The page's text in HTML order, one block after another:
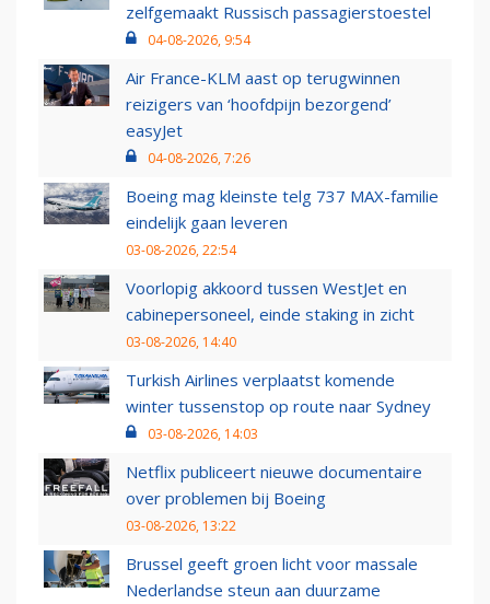
zelfgemaakt Russisch passagierstoestel
04-08-2026, 9:54
Air France-KLM aast op terugwinnen
reizigers van ‘hoofdpijn bezorgend’
easyJet
04-08-2026, 7:26
Boeing mag kleinste telg 737 MAX-familie
eindelijk gaan leveren
03-08-2026, 22:54
Voorlopig akkoord tussen WestJet en
cabinepersoneel, einde staking in zicht
03-08-2026, 14:40
Turkish Airlines verplaatst komende
winter tussenstop op route naar Sydney
03-08-2026, 14:03
Netflix publiceert nieuwe documentaire
over problemen bij Boeing
03-08-2026, 13:22
Brussel geeft groen licht voor massale
Nederlandse steun aan duurzame